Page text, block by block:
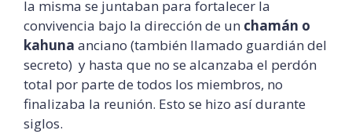
la misma se juntaban para fortalecer la
convivencia bajo la dirección de un chamán o
kahuna anciano (también llamado guardián del
secreto) y hasta que no se alcanzaba el perdón
total por parte de todos los miembros, no
finalizaba la reunión. Esto se hizo así durante
siglos.